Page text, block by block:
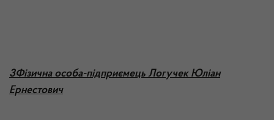
3Фізична особа-підприємець Логучек Юліан
Ернестович